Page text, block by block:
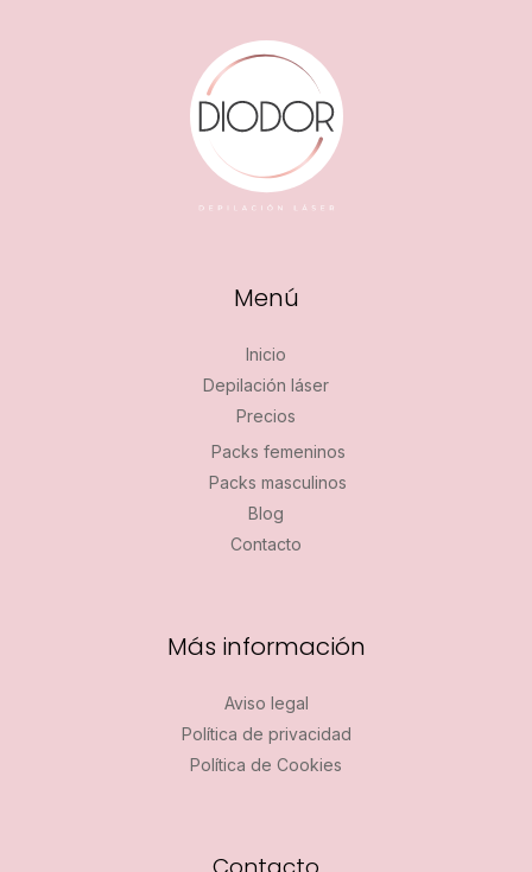
Menú
Inicio
Depilación láser
Precios
Packs femeninos
Packs masculinos
Blog
Contacto
Más información
Aviso legal
Política de privacidad
Política de Cookies